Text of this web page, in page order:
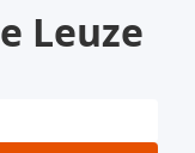
Leuze